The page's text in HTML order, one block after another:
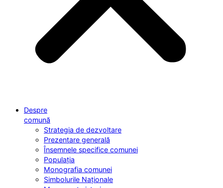
Despre
comună
Strategia de dezvoltare
Prezentare generală
Însemnele specifice comunei
Populația
Monografia comunei
Simbolurile Naționale